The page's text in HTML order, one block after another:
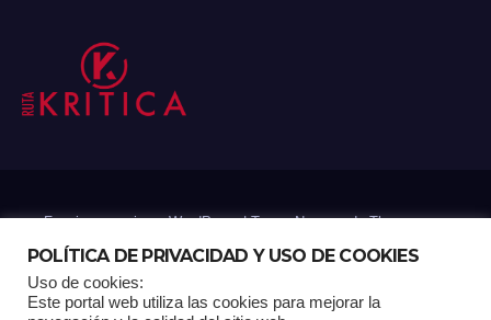
Funciona gracias a WordPress|Tema: Newsup deThemeansar
POLÍTICA DE PRIVACIDAD Y USO DE COOKIES
Uso de cookies:
Este portal web utiliza las cookies para mejorar la